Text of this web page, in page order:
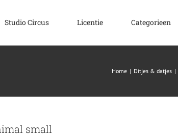
Studio Circus Licentie Categorieen
Home | Ditjes & datjes |
small